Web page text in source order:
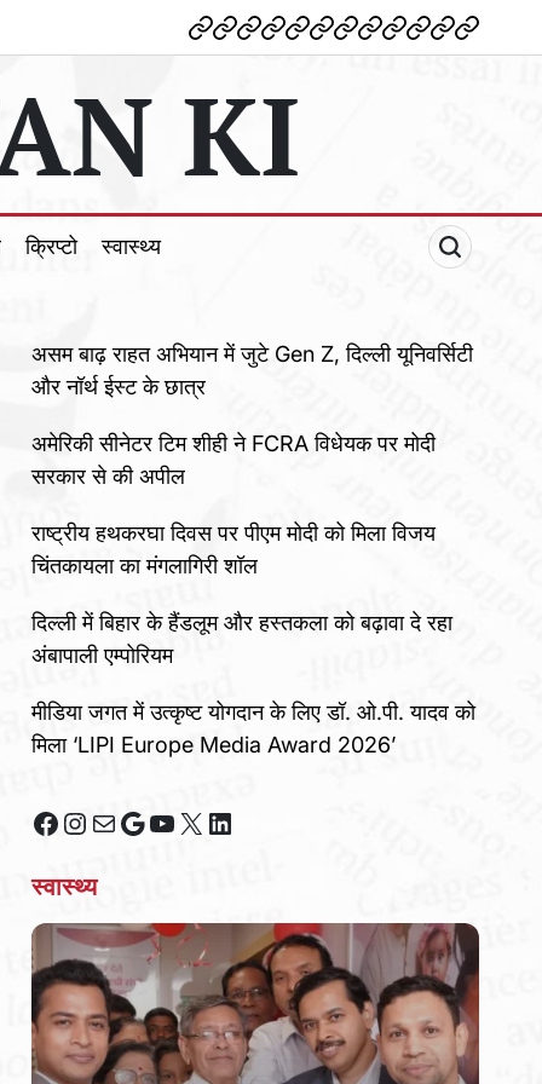
देश विदेशपोलटिकल
मनोरंजन
शिक्षाटेक्नोलॉजी
व्यापारक्राइम
धर्म खेलक्रिप्टोस्वास्थ्य
KI
क्रिप्टो स्वास्थ्य
असम बाढ़ राहत अभियान में जुटे Gen Z, दिल्ली यूनिवर्सिटी
और नॉर्थ ईस्ट के छात्र
अमेरिकी सीनेटर टिम शीही ने FCRA विधेयक पर मोदी
सरकार से की अपील
राष्ट्रीय हथकरघा दिवस पर पीएम मोदी को मिला विजय
चिंतकायला का मंगलागिरी शॉल
दिल्ली में बिहार के हैंडलूम और हस्तकला को बढ़ावा दे रहा
अंबापाली एम्पोरियम
मीडिया जगत में उत्कृष्ट योगदान के लिए डॉ. ओ.पी. यादव को
मिला ‘LIPI Europe Media Award 2026’
Facebook
Instagram
MailGoogle
YouTube
X LinkedIn
स्वास्थ्य